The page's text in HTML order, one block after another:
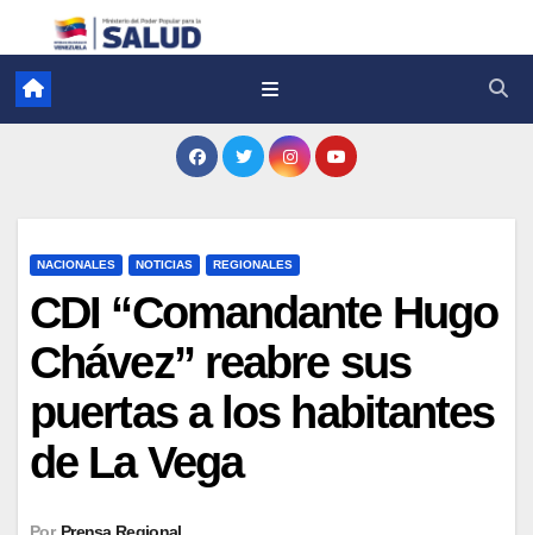
NACIONALES NOTICIAS REGIONALES
CDI “Comandante Hugo
Chávez” reabre sus
puertas a los habitantes
de La Vega
Por Prensa Regional